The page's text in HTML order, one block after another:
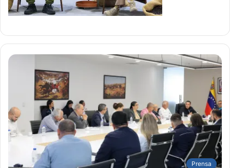
Prensa